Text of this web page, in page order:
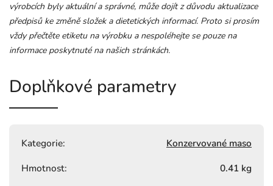
výrobcích byly aktuální a správné, může dojít z důvodu aktualizace
předpisů ke změně složek a dietetických informací. Proto si prosím
vždy přečtěte etiketu na výrobku a nespoléhejte se pouze na
informace poskytnuté na našich stránkách.
Doplňkové parametry
Kategorie:
Konzervované maso
Hmotnost:
0.41 kg